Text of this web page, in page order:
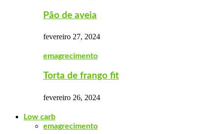
Pão de aveia
fevereiro 27, 2024
emagrecimento
Torta de frango fit
fevereiro 26, 2024
Low carb
emagrecimento